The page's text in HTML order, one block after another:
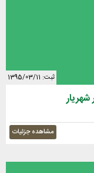
ثبت: 1395/03/11
مشاهده جزئیات